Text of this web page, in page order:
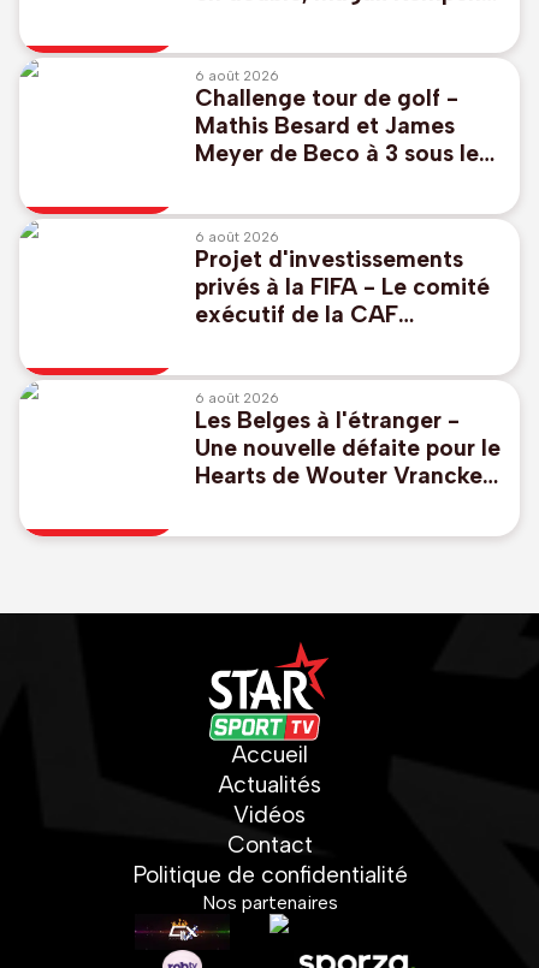
6 août 2026
Challenge tour de golf -
Mathis Besard et James
Meyer de Beco à 3 sous le
Scottish Challenge
6 août 2026
Projet d'investissements
privés à la FIFA - Le comité
exécutif de la CAF
soutien" à Infantino
6 août 2026
Les Belges à l'étranger -
Une nouvelle défaite pour le
Hearts de Wouter Vrancken
Accueil
Actualités
Vidéos
Contact
Politique de confidentialité
Nos partenaires